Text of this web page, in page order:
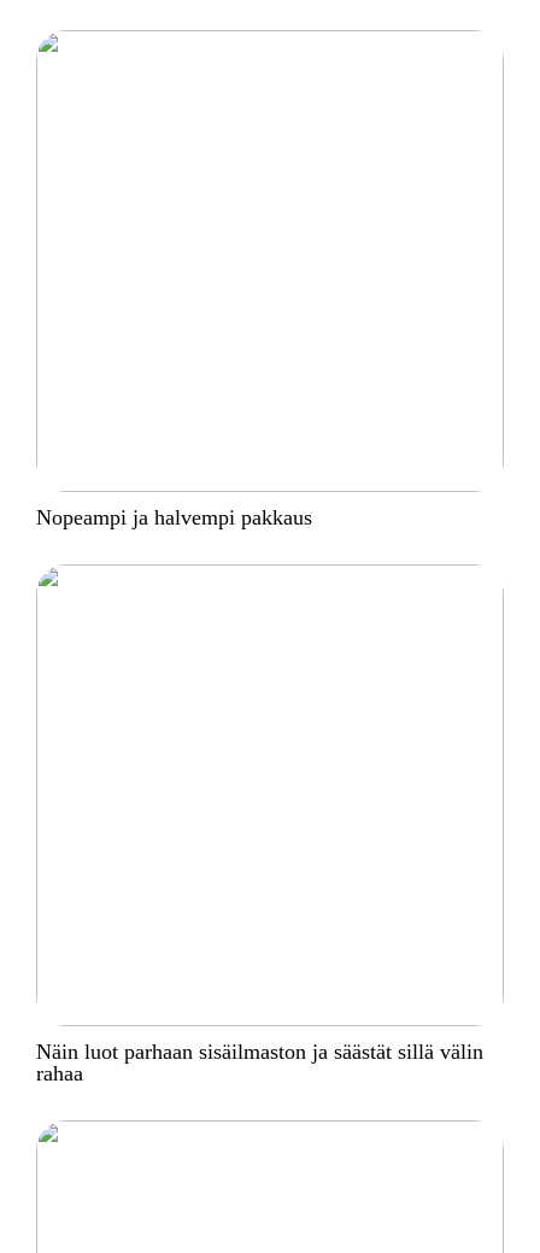
Nopeampi ja halvempi pakkaus
Näin luot parhaan sisäilmaston ja säästät sillä välin
rahaa